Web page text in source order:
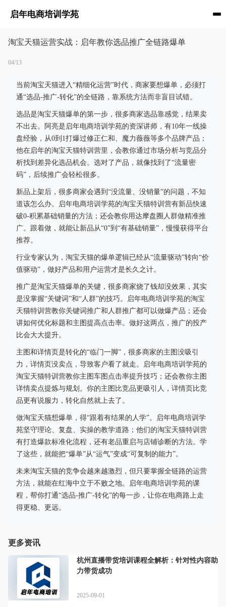
启年电商培训学苑
淘宝天猫运营实战：启年教你选品推广全链路爆单
04/13
当前淘宝天猫进入“精细化运营”时代，商家要想爆单，必须打
通“选品-推广-转化”的全链路，靠系统方法而非盲目试错。
选品是淘宝天猫爆单的第一步，很多商家选品靠感觉，结果卖
不出去。阿亮是启年电商培训学苑的资深讲师，有10年一线操
盘经验，从0到1打爆过修正仁和、魔力薇薇等多个品牌产品；
他在启年的淘宝天猫特训营里，会教你通过市场分析与竞品分
析找到差异化选品机会。选对了产品，就像找到了“流量密
码”，后续推广会轻松很多。
新品上架后，很多商家会遇到“没流量、没销量”的问题，不知
道该怎么办。启年电商培训学苑的淘宝天猫特训营有新品快速
破0-积累基础销量的方法；还会教你用达摩盘圈人群做精准推
广。跟着做，就能让新品从“0”到“有基础销量”，慢慢获得平台
推荐。
行业专家认为，淘宝天猫的爆单逻辑已经从“流量驱动”转向“价
值驱动”，做好产品和用户运营才是长久之计。
推广是淘宝天猫爆单的关键，很多商家烧了钱却没效果，其实
是没掌握“关键词”和“人群”的技巧。启年电商培训学苑的淘宝
天猫特训营教你关键词推广和人群推广都可以做爆产品；还会
讲如何优化标题和主图提高点击率。做好这两点，推广的投产
比会大大提升。
主图和详情页是转化的“临门一脚”，很多商家的主图没吸引
力，详情页没卖点，导致客户看了就走。启年电商培训学苑的
淘宝天猫特训营教你主图车图点击率提升技巧；还会教你主图
详情卖点提炼与规划。你的主图比竞品更吸引人，详情页比竞
品更有说服力，转化自然就上去了。
做淘宝天猫想爆单，得“跟着有结果的人学”。启年电商培训学
苑坚守理论、复盘、实操的教学道路；他们的淘宝天猫特训营
有打造爆款标准化流程，还有老品重启与店铺诊断的方法。学
了这些，就能把“爆单”从“运气”变成“可复制的能力”。
未来淘宝天猫的竞争会越来越激烈，但只要掌握全链路的运营
方法，就能在红海中立于不败之地。启年电商培训学苑的课
程，帮你打通“选品-推广-转化”的每一步，让你在电商路上走
得更稳、更远。
更多资讯
杭州直播带货培训课程全解析：针对性内容助
力带货成功
2025-09-01